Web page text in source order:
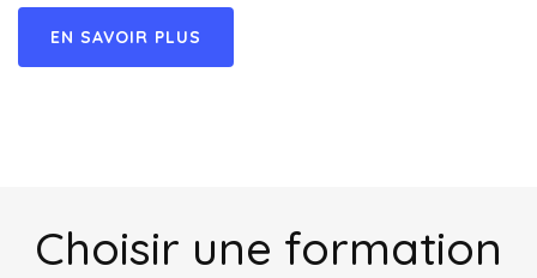
EN SAVOIR PLUS
Choisir une formation